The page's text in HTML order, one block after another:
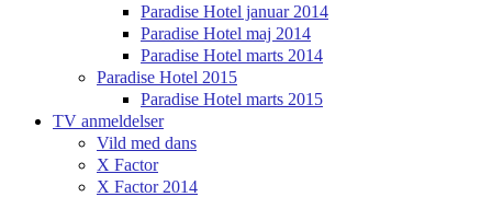
Paradise Hotel januar 2014
Paradise Hotel maj 2014
Paradise Hotel marts 2014
Paradise Hotel 2015
Paradise Hotel marts 2015
TV anmeldelser
Vild med dans
X Factor
X Factor 2014